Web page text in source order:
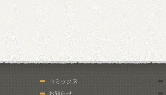
コミックス
お知らせ